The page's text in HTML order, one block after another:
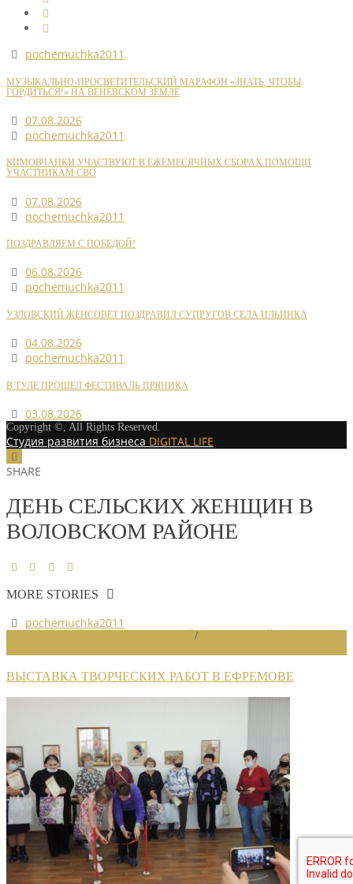
pochemuchka2011
МУЗЫКАЛЬНО-ПРОСВЕТИТЕЛЬСКИЙ МАРАФОН «ЗНАТЬ, ЧТОБЫ
ГОРДИТЬСЯ!» НА ВЕНЕВСКОМ ЗЕМЛЕ
07.08.2026
pochemuchka2011
КИМОВЧАНКИ УЧАСТВУЮТ В ЕЖЕМЕСЯЧНЫХ СБОРАХ ПОМОЩИ
УЧАСТНИКАМ СВО
07.08.2026
pochemuchka2011
ПОЗДРАВЛЯЕМ С ПОБЕДОЙ!
06.08.2026
pochemuchka2011
УЗЛОВСКИЙ ЖЕНСОВЕТ ПОЗДРАВИЛ СУПРУГОВ СЕЛА ИЛЬИНКА
04.08.2026
pochemuchka2011
В ТУЛЕ ПРОШЕЛ ФЕСТИВАЛЬ ПРЯНИКА
03.08.2026
Copyright ©, All Rights Reserved.
Студия развития бизнеса DIGITAL LIFE
SHARE
ДЕНЬ СЕЛЬСКИХ ЖЕНЩИН В
ВОЛОВСКОМ РАЙОНЕ
MORE STORIES
pochemuchka2011
/
ВЫСТАВКА ТВОРЧЕСКИХ РАБОТ В ЕФРЕМОВЕ